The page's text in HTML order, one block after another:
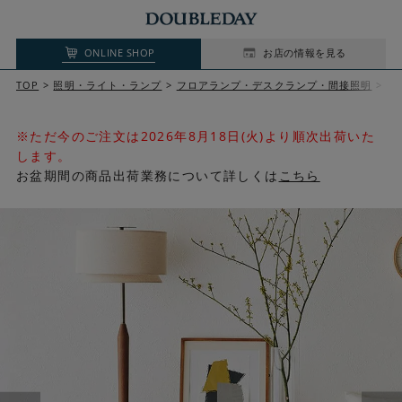
ONLINE SHOP お店の情報を見る
TOP 照明・ライト・ランプ フロアランプ・デスクランプ・間接照明
※ただ今のご注文は2026年8月18日(火)より順次出荷いた
します。
お盆期間の商品出荷業務について詳しくは こちら